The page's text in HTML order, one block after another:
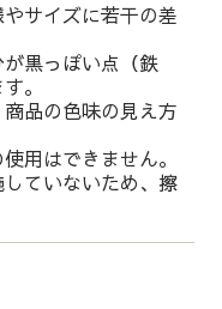
サイズに若干の差
黒っぽい点（鉄
。
品の色味の見え方
用はできません。
ていないため、擦